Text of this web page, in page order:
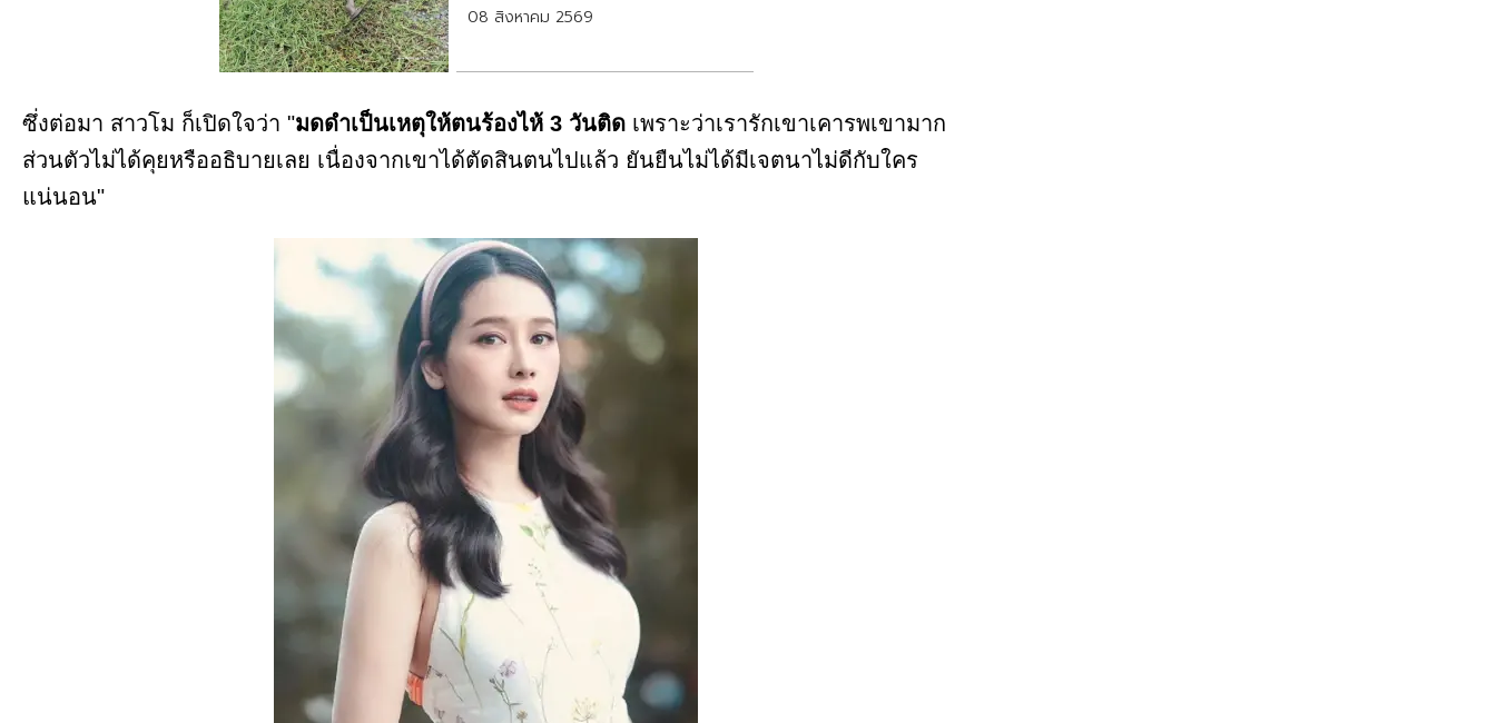
08 สิงหาคม 2569
ซึ่งต่อมา สาวโม ก็เปิดใจว่า "มดดำเป็นเหตุให้ตนร้องไห้ 3 วันติด เพราะว่าเรารักเขาเคารพเขามาก
ส่วนตัวไม่ได้คุยหรืออธิบายเลย เนื่องจากเขาได้ตัดสินตนไปแล้ว ยันยืนไม่ได้มีเจตนาไม่ดีกับใคร
แน่นอน"